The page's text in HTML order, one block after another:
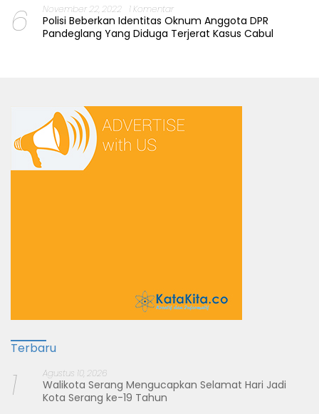
6 November 22, 2022 1 Komentar
Polisi Beberkan Identitas Oknum Anggota DPR
Pandeglang Yang Diduga Terjerat Kasus Cabul
Terbaru
1 Agustus 10, 2026
Walikota Serang Mengucapkan Selamat Hari Jadi
Kota Serang ke-19 Tahun